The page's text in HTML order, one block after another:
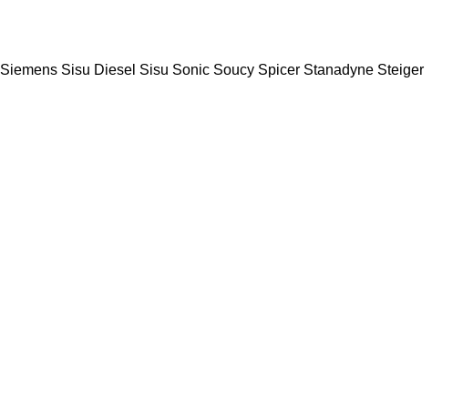
Siemens Sisu Diesel Sisu Sonic Soucy Spicer Stanadyne Steiger